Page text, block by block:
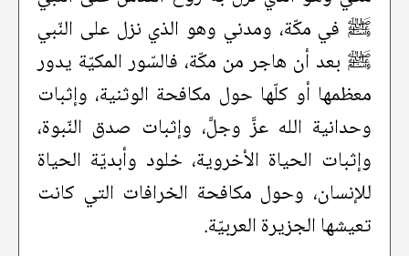
ﷺ في مكّة، ومدني وهو الذي نزل على النّبي
ﷺ بعد أن هاجر من مكّة، فالسّور المكيّة يدور
معظمها أو كلّها حول مكافحة الوثنية، وإثبات
وحدانية الله عزَّ وجلَّ، وإثبات صدق النّبوة،
وإثبات الحياة الأخروية، خلود وأبديّة الحياة
للإنسان، وحول مكافحة الخرافات التي كانت
تعيشها الجزيرة العربيّة.